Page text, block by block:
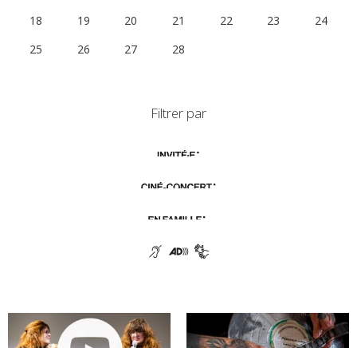
18
19 20 21 22 23
24
25
26 27 28
Filtrer par